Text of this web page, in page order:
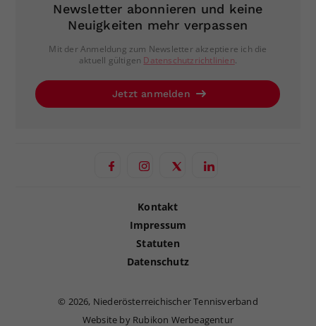
Newsletter abonnieren und keine
Neuigkeiten mehr verpassen
Mit der Anmeldung zum Newsletter akzeptiere ich die
aktuell gültigen Datenschutzrichtlinien.
Jetzt anmelden
Kontakt
Impressum
Statuten
Datenschutz
© 2026, Niederösterreichischer Tennisverband
Website by Rubikon Werbeagentur